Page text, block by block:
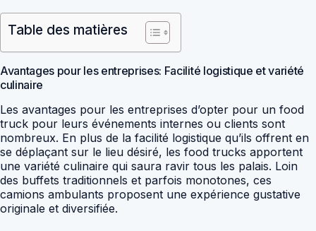
Table des matières
Avantages pour les entreprises: Facilité logistique et variété
culinaire
Les avantages pour les entreprises d’opter pour un food
truck pour leurs événements internes ou clients sont
nombreux. En plus de la facilité logistique qu’ils offrent en
se déplaçant sur le lieu désiré, les food trucks apportent
une variété culinaire qui saura ravir tous les palais. Loin
des buffets traditionnels et parfois monotones, ces
camions ambulants proposent une expérience gustative
originale et diversifiée.